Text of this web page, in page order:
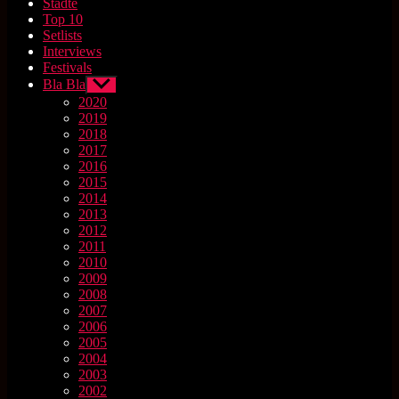
Städte
Top 10
Setlists
Interviews
Festivals
Bla Bla Untermenü
anzeigen
2020
2019
2018
2017
2016
2015
2014
2013
2012
2011
2010
2009
2008
2007
2006
2005
2004
2003
2002